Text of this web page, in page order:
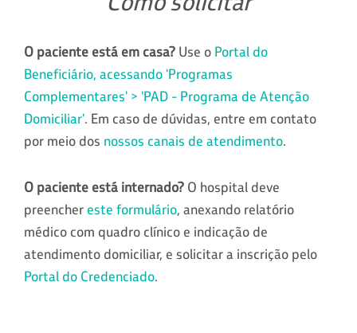
O paciente está em casa? Use o Portal do
Beneficiário, acessando 'Programas
Complementares' > 'PAD - Programa de Atenção
Domiciliar'. Em caso de dúvidas, entre em contato
por meio dos nossos canais de atendimento.
O paciente está internado? O hospital deve
preencher este formulário, anexando relatório
médico com quadro clínico e indicação de
atendimento domiciliar, e solicitar a inscrição pelo
Portal do Credenciado.